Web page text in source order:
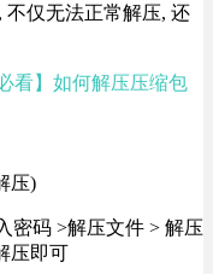
仅无法正常解压, 还
看】如何解压压缩包
压)
密码 >解压文件 > 解压
压即可